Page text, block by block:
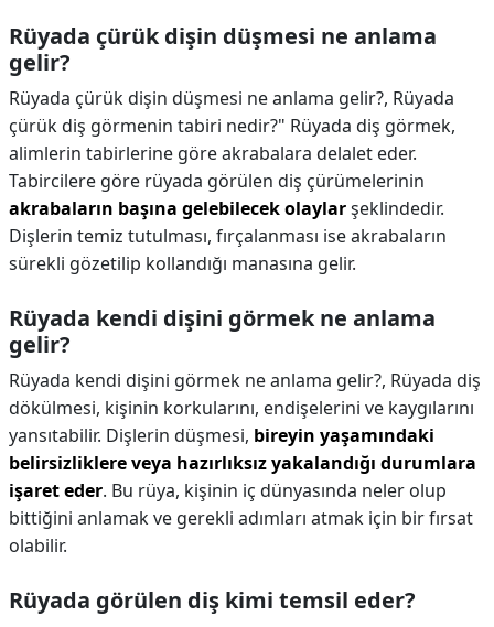
Rüyada çürük dişin düşmesi ne anlama
gelir?
Rüyada çürük dişin düşmesi ne anlama gelir?, Rüyada
çürük diş görmenin tabiri nedir?" Rüyada diş görmek,
alimlerin tabirlerine göre akrabalara delalet eder.
Tabircilere göre rüyada görülen diş çürümelerinin
akrabaların başına gelebilecek olaylarşeklindedir.
Dişlerin temiz tutulması, fırçalanması ise akrabaların
sürekli gözetilip kollandığı manasına gelir.
Rüyada kendi dişini görmek ne anlama
gelir?
Rüyada kendi dişini görmek ne anlama gelir?, Rüyada diş
dökülmesi, kişinin korkularını, endişelerini ve kaygılarını
yansıtabilir. Dişlerin düşmesi, bireyin yaşamındaki
belirsizliklere veya hazırlıksız yakalandığı durumlara
işaret eder. Bu rüya, kişinin iç dünyasında neler olup
bittiğini anlamak ve gerekli adımları atmak için bir fırsat
olabilir.
Rüyada görülen diş kimi temsil eder?